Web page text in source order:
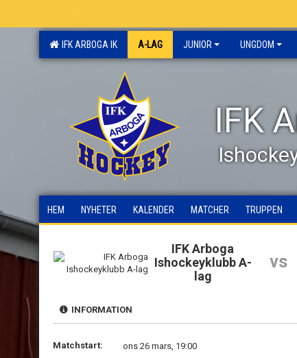
IFK ARBOGA IK A-LAG JUNIOR UNGDOM
IFK
HEM NYHETER KALENDER MATCHER TRUPPEN
IFK Arboga
Ishockeyklubb A-
lag
vs
INFORMATION
Matchstart:
ons 26 mars, 19:00